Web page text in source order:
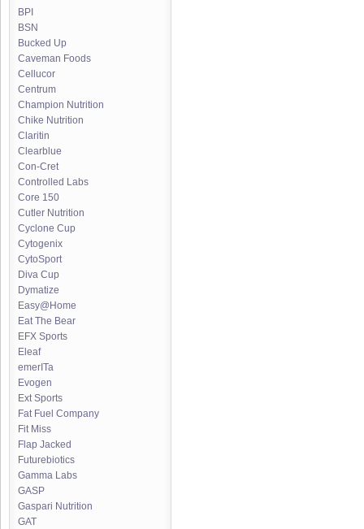
BPI
BSN
Bucked Up
Caveman Foods
Cellucor
Centrum
Champion Nutrition
Chike Nutrition
Claritin
Clearblue
Con-Cret
Controlled Labs
Core 150
Cutler Nutrition
Cyclone Cup
Cytogenix
CytoSport
Diva Cup
Dymatize
Easy@Home
Eat The Bear
EFX Sports
Eleaf
emerITa
Evogen
Ext Sports
Fat Fuel Company
Fit Miss
Flap Jacked
Futurebiotics
Gamma Labs
GASP
Gaspari Nutrition
GAT